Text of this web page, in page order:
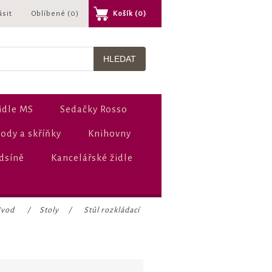
Oblíbené (0) Košík (0)
MS Sedačky Rosso
a skříňky Knihovny
Kancelářské židle
/ Stoly / Stůl rozkládací